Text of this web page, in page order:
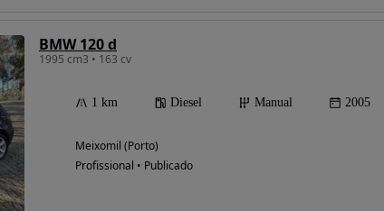
BMW 120 d
1995 cm3 • 163 cv
1 km Diesel Manual 2005
Meixomil (Porto)
Profissional • Publicado